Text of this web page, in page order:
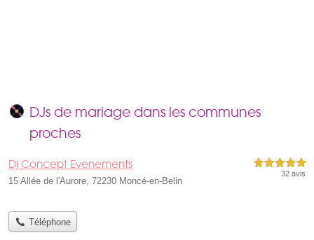
DJs de mariage dans les communes
proches
Dj Concept Evenements
15 Allée de l'Aurore, 72230 Moncé-en-Belin
5,0 étoiles sur 5
32 avis
Téléphone